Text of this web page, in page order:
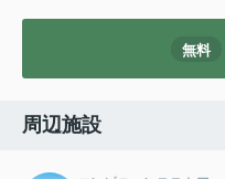
無料
周辺施設